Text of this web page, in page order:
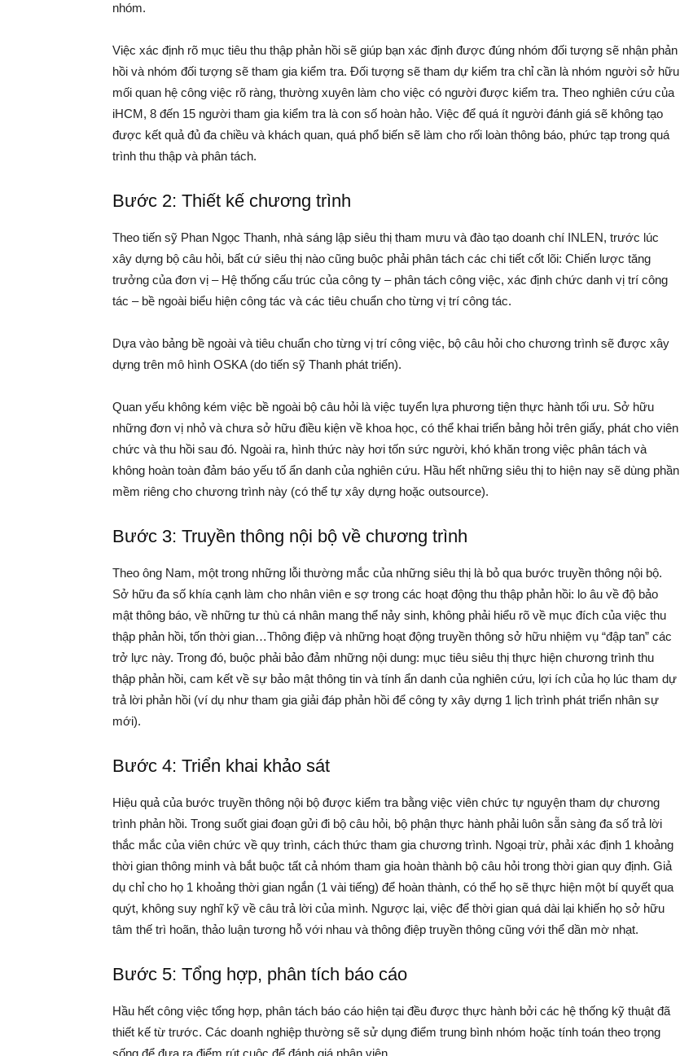
nhóm.
Việc xác định rõ mục tiêu thu thập phản hồi sẽ giúp bạn xác định được đúng nhóm đối tượng sẽ nhận phản
hồi và nhóm đối tượng sẽ tham gia kiểm tra. Đối tượng sẽ tham dự kiểm tra chỉ cần là nhóm người sở hữu
mối quan hệ công việc rõ ràng, thường xuyên làm cho việc có người được kiểm tra. Theo nghiên cứu của
iHCM, 8 đến 15 người tham gia kiểm tra là con số hoàn hảo. Việc để quá ít người đánh giá sẽ không tạo
được kết quả đủ đa chiều và khách quan, quá phổ biến sẽ làm cho rối loàn thông báo, phức tạp trong quá
trình thu thập và phân tách.
Bước 2: Thiết kế chương trình
Theo tiến sỹ Phan Ngọc Thanh, nhà sáng lập siêu thị tham mưu và đào tạo doanh chí INLEN, trước lúc
xây dựng bộ câu hỏi, bất cứ siêu thị nào cũng buộc phải phân tách các chi tiết cốt lõi: Chiến lược tăng
trưởng của đơn vị – Hệ thống cấu trúc của công ty – phân tách công việc, xác định chức danh vị trí công
tác – bề ngoài biểu hiện công tác và các tiêu chuẩn cho từng vị trí công tác.
Dựa vào bảng bề ngoài và tiêu chuẩn cho từng vị trí công việc, bộ câu hỏi cho chương trình sẽ được xây
dựng trên mô hình OSKA (do tiến sỹ Thanh phát triển).
Quan yếu không kém việc bề ngoài bộ câu hỏi là việc tuyển lựa phương tiện thực hành tối ưu. Sở hữu
những đơn vị nhỏ và chưa sở hữu điều kiện về khoa học, có thể khai triển bảng hỏi trên giấy, phát cho viên
chức và thu hồi sau đó. Ngoài ra, hình thức này hơi tốn sức người, khó khăn trong việc phân tách và
không hoàn toàn đảm báo yếu tố ẩn danh của nghiên cứu. Hầu hết những siêu thị to hiện nay sẽ dùng phần
mềm riêng cho chương trình này (có thể tự xây dựng hoặc outsource).
Bước 3: Truyền thông nội bộ về chương trình
Theo ông Nam, một trong những lỗi thường mắc của những siêu thị là bỏ qua bước truyền thông nội bộ.
Sở hữu đa số khía cạnh làm cho nhân viên e sợ trong các hoạt động thu thập phản hồi: lo âu về độ bảo
mật thông báo, về những tư thù cá nhân mang thể nảy sinh, không phải hiểu rõ về mục đích của việc thu
thập phản hồi, tốn thời gian…Thông điệp và những hoạt động truyền thông sở hữu nhiệm vụ “đập tan” các
trở lực này. Trong đó, buộc phải bảo đảm những nội dung: mục tiêu siêu thị thực hiện chương trình thu
thập phản hồi, cam kết về sự bảo mật thông tin và tính ẩn danh của nghiên cứu, lợi ích của họ lúc tham dự
trả lời phản hồi (ví dụ như tham gia giải đáp phản hồi để công ty xây dựng 1 lịch trình phát triển nhân sự
mới).
Bước 4: Triển khai khảo sát
Hiệu quả của bước truyền thông nội bộ được kiểm tra bằng việc viên chức tự nguyện tham dự chương
trình phản hồi. Trong suốt giai đoạn gửi đi bộ câu hỏi, bộ phận thực hành phải luôn sẵn sàng đa số trả lời
thắc mắc của viên chức về quy trình, cách thức tham gia chương trình. Ngoại trừ, phải xác định 1 khoảng
thời gian thông minh và bắt buộc tất cả nhóm tham gia hoàn thành bộ câu hỏi trong thời gian quy định. Giả
dụ chỉ cho họ 1 khoảng thời gian ngắn (1 vài tiếng) để hoàn thành, có thể họ sẽ thực hiện một bí quyết qua
quýt, không suy nghĩ kỹ về câu trả lời của mình. Ngược lại, việc để thời gian quá dài lại khiến họ sở hữu
tâm thế trì hoãn, thảo luận tương hỗ với nhau và thông điệp truyền thông cũng với thể dần mờ nhạt.
Bước 5: Tổng hợp, phân tích báo cáo
Hầu hết công việc tổng hợp, phân tách báo cáo hiện tại đều được thực hành bởi các hệ thống kỹ thuật đã
thiết kế từ trước. Các doanh nghiệp thường sẽ sử dụng điểm trung bình nhóm hoặc tính toán theo trọng
sống để đưa ra điểm rút cuộc để đánh giá nhân viên.